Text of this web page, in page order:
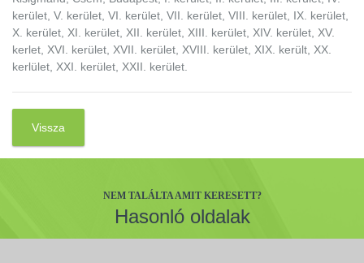
kerület, V. kerület, VI. kerület, VII. kerület, VIII. kerület, IX. kerület,
X. kerület, XI. kerület, XII. kerület, XIII. kerület, XIV. kerület, XV.
kerlet, XVI. kerület, XVII. kerület, XVIII. kerület, XIX. került, XX.
kerlület, XXI. kerület, XXII. kerület.
Vissza
NEM TALÁLTA AMIT KERESETT?
Hasonló oldalak